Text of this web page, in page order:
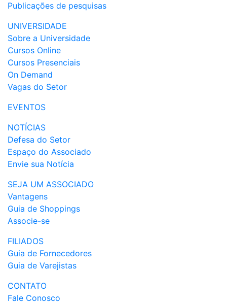
Publicações de pesquisas
UNIVERSIDADE
Sobre a Universidade
Cursos Online
Cursos Presenciais
On Demand
Vagas do Setor
EVENTOS
NOTÍCIAS
Defesa do Setor
Espaço do Associado
Envie sua Notícia
SEJA UM ASSOCIADO
Vantagens
Guia de Shoppings
Associe-se
FILIADOS
Guia de Fornecedores
Guia de Varejistas
CONTATO
Fale Conosco